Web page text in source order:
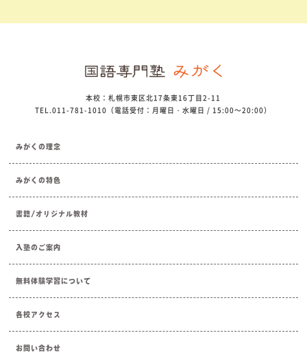
本校：札幌市東区北17条東16丁目2-11
TEL.011-781-1010（電話受付：月曜日・水曜日 / 15:00～20:00）
みがくの理念
みがくの特色
書籍/オリジナル教材
入塾のご案内
無料体験学習について
各校アクセス
お問い合わせ